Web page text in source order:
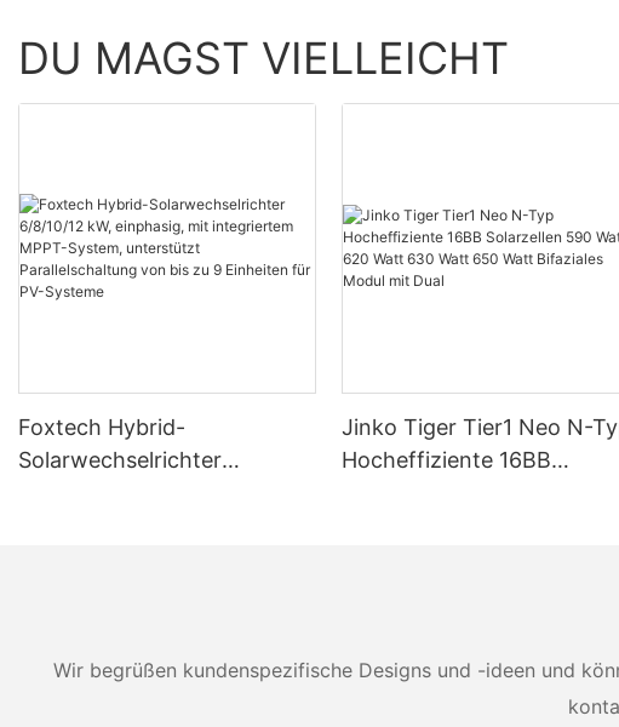
DU MAGST VIELLEICHT
Foxtech Hybrid-
Solarwechselrichter
Jinko Tiger Tier1 Neo N-
Hocheffiziente 16BB
Wir begrüßen kundenspezifische Designs und -ideen und